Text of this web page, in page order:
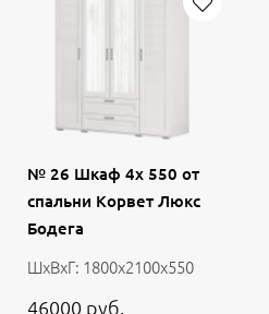
№ 26 Шкаф 4х 550 от
спальни Корвет Люкс
Бодега
ШхВхГ: 1800х2100х550
46000 руб.